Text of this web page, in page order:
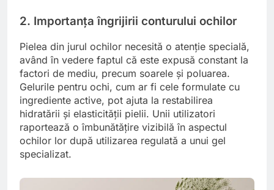
2. Importanța îngrijirii conturului ochilor
Pielea din jurul ochilor necesită o atenție specială,
având în vedere faptul că este expusă constant la
factori de mediu, precum soarele și poluarea.
Gelurile pentru ochi, cum ar fi cele formulate cu
ingrediente active, pot ajuta la restabilirea
hidratării și elasticității pielii. Unii utilizatori
raportează o îmbunătățire vizibilă în aspectul
ochilor lor după utilizarea regulată a unui gel
specializat.